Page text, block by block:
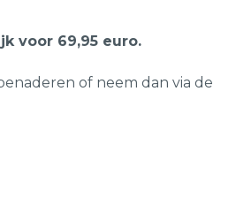
voor 69,95 euro.
of neem dan via de